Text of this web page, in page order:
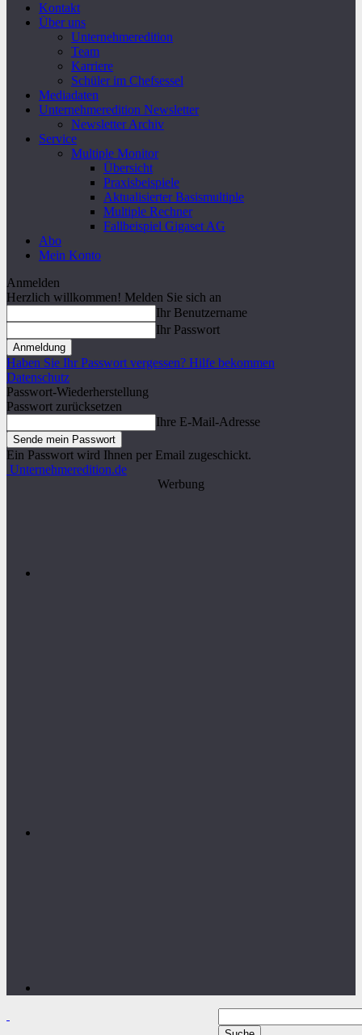
Kontakt
Über uns
Unternehmeredition
Team
Karriere
Schüler im Chefsessel
Mediadaten
Unternehmeredition Newsletter
Newsletter Archiv
Service
Multiple Monitor
Übersicht
Praxisbeispiele
Aktualisierter Basismultiple
Multiple Rechner
Fallbeispiel Gigaset AG
Abo
Mein Konto
Anmelden
Herzlich willkommen! Melden Sie sich an
Ihr Benutzername
Ihr Passwort
Haben Sie Ihr Passwort vergessen? Hilfe bekommen
Datenschutz
Passwort-Wiederherstellung
Passwort zurücksetzen
Ihre E-Mail-Adresse
Ein Passwort wird Ihnen per Email zugeschickt.
Unternehmeredition.de
Werbung